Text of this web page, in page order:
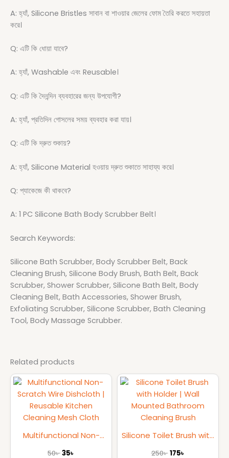
A: হ্যাঁ, Silicone Bristles সাবান বা শাওয়ার জেলের ফোম তৈরি করতে সহায়তা
করে।
Q: এটি কি ধোয়া যাবে?
A: হ্যাঁ, Washable এবং Reusable।
Q: এটি কি দৈনন্দিন ব্যবহারের জন্য উপযোগী?
A: হ্যাঁ, প্রতিদিন গোসলের সময় ব্যবহার করা যায়।
Q: এটি কি দ্রুত শুকায়?
A: হ্যাঁ, Silicone Material হওয়ায় দ্রুত শুকাতে সাহায্য করে।
Q: প্যাকেজে কী থাকবে?
A: 1 PC Silicone Bath Body Scrubber Belt।
Search Keywords:
Silicone Bath Scrubber, Body Scrubber Belt, Back
Cleaning Brush, Silicone Body Brush, Bath Belt, Back
Scrubber, Shower Scrubber, Silicone Bath Belt, Body
Cleaning Belt, Bath Accessories, Shower Brush,
Exfoliating Scrubber, Silicone Scrubber, Bath Cleaning
Tool, Body Massage Scrubber.
Related products
Multifunctional Non-
Scratch Wire Dishcloth |
50৳
Original
price
was:
50৳ .
35৳
Current
price
is:
35৳ .
Silicone Toilet Brush with
Holder | Wall Mounted
250৳
Original
price
was:
250৳ .
175৳
Current
price
is:
175৳ .